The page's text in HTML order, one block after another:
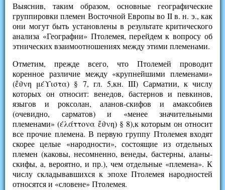
Выяснив, таким образом, основные географические
группировки племен Восточной Европы во II в. н. э., как
они могут быть установлены в результате критического
анализа «Географии» Птолемея, перейдем к вопросу об
этнических взаимоотношениях между этими племенами.
Отметим, прежде всего, что Птолемей проводит
коренное различие между «крупнейшими племенами»
(ἔϑνη μέϒιστα) § 7, гл. 5,кн. III) Сарматии, к числу
которых он относит: венедов, бастернов и певкинов,
языгов и роксолан, аланов-скифов и амаксобиев
(очевидно, сарматов) и «менее значительными
племенами» (έλάττονα ἔϑνη) § 8),к которым он относит
все прочие племена. В первую группу Пто­лемея входят
скорее целые «народности», состоящие из отдельных
племен (каковы, несомненно, венеды, бастерны, аланы-
скифы, а, вероятно, и пр.), чем отдельные «племена». К
числу складывавшихся к эпохе Птолемея народностей
относятся и «словене» Птолемея.